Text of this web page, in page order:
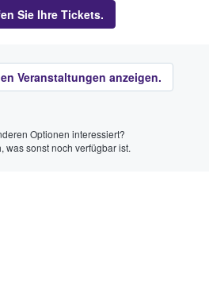
Sie Ihre Tickets.
Veranstaltungen anzeigen.
Optionen interessiert?
was sonst noch verfügbar ist.